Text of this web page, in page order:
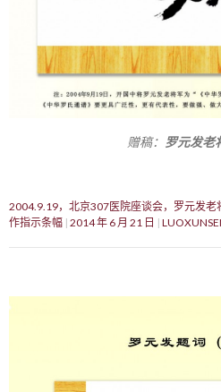
赠稿： 罗元发老
2004.9.19，北京307医院座谈会，罗元发
作指示条幅 2014 年 6 月 21 日